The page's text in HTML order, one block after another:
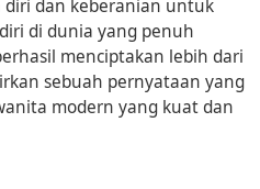
dan keberanian untuk
di dunia yang penuh
menciptakan lebih dari
sebuah pernyataan yang
modern yang kuat dan